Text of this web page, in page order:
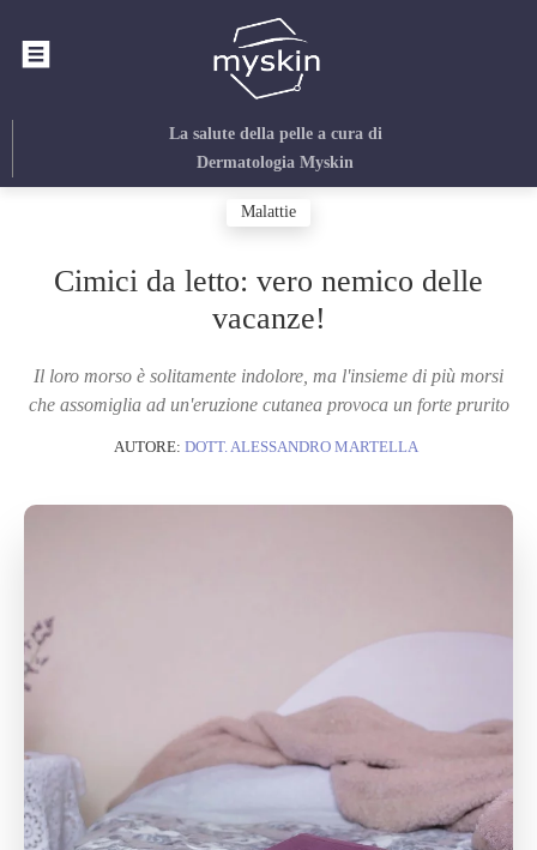
La salute della pelle a cura di
Dermatologia Myskin
Malattie
Cimici da letto: vero nemico delle
vacanze!
Il loro morso è solitamente indolore, ma l'insieme di più morsi
che assomiglia ad un'eruzione cutanea provoca un forte prurito
AUTORE: DOTT. ALESSANDRO MARTELLA